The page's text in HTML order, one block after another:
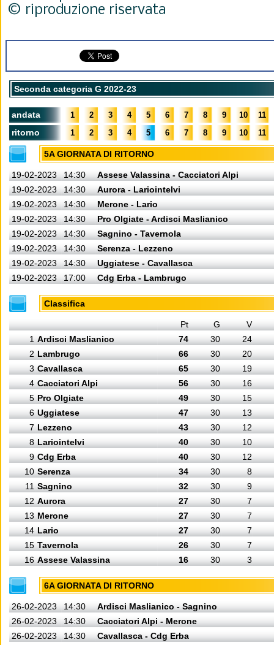
© riproduzione riservata
Seconda categoria G 2022-23
andata 1 2 3 4 5 6 7 8 9 10 11
ritorno 1 2 3 4 5 6 7 8 9 10 11
5A GIORNATA DI RITORNO
19-02-2023 14:30
Assese Valassina - Cacciatori Alpi
19-02-2023
14:30
Aurora - Lariointelvi
19-02-2023
14:30
Merone - Lario
19-02-2023
14:30
Pro Olgiate - Ardisci Maslianico
19-02-2023
14:30
Sagnino - Tavernola
19-02-2023
14:30
Serenza - Lezzeno
19-02-2023
14:30
Uggiatese - Cavallasca
19-02-2023
17:00 Cdg Erba - Lambrugo
Classifica
Pt G
V
1 Ardisci Maslianico 74 30
24
2 Lambrugo 66 30
20
3 Cavallasca 65 30
19
4 Cacciatori Alpi 56 30
16
5 Pro Olgiate 49 30
15
6 Uggiatese 47 30
13
7 Lezzeno 43 30
12
8 Lariointelvi 40 30
10
9 Cdg Erba 40 30
12
10 Serenza 34 30
8
11 Sagnino 32 30
9
12 Aurora 27 30
7
13 Merone 27 30
7
14 Lario 27 30
7
15 Tavernola 26 30
7
16 Assese Valassina 16 30 3
6A GIORNATA DI RITORNO
26-02-2023 14:30
Ardisci Maslianico - Sagnino
26-02-2023
14:30
Cacciatori Alpi - Merone
26-02-2023
14:30
Cavallasca - Cdg Erba